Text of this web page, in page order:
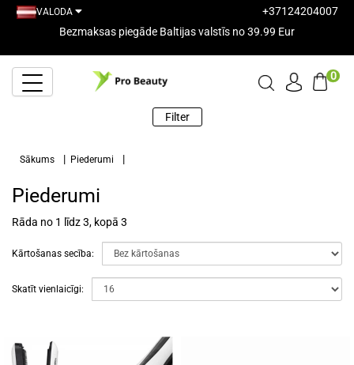
VALODA
+37124204007
Bezmaksas piegāde Baltijas valstīs no 39.99 Eur
0
Filter
Sākums Piederumi
Piederumi
Rāda no 1 līdz 3, kopā 3
Kārtošanas secība:
Skatīt vienlaicīgi: